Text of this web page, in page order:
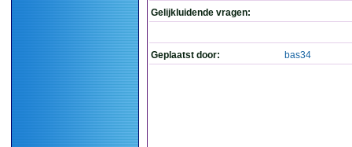
Gelijkluidende vragen:
Geplaatst door: bas34